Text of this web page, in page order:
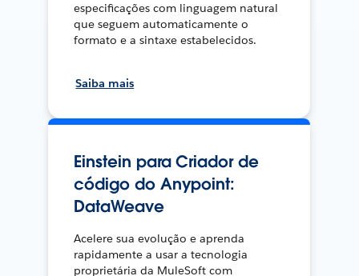
especificações com linguagem natural
que seguem automaticamente o
formato e a sintaxe estabelecidos.
Saiba mais
Einstein para Criador de
código do Anypoint:
DataWeave
Acelere sua evolução e aprenda
rapidamente a usar a tecnologia
proprietária da MuleSoft com